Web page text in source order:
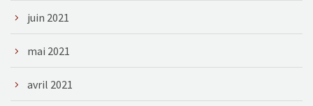
juin 2021
mai 2021
avril 2021